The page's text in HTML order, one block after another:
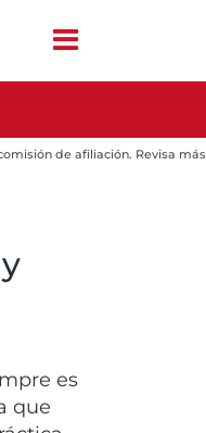
de afiliación. Revisa más
es
que